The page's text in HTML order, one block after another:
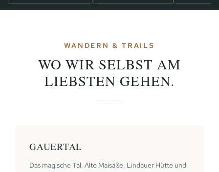
WANDERN & TRAILS
WO WIR SELBST AM
LIEBSTEN GEHEN.
GAUERTAL
Das magische Tal. Alte Maisäße, Lindauer Hütte und